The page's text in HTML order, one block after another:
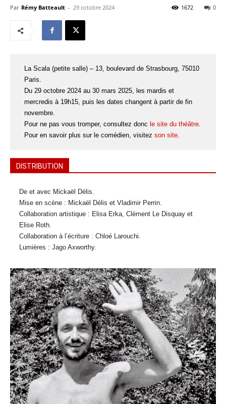
Par Rémy Batteault - 29 octobre 2024 0
1672
La Scala (petite salle) – 13, boulevard de Strasbourg, 75010
Paris.
Du 29 octobre 2024 au 30 mars 2025, les mardis et
mercredis à 19h15, puis les dates changent à partir de fin
novembre.
Pour ne pas vous tromper, consultez donc le site du théâtre.
Pour en savoir plus sur le comédien, visitez son site.
DISTRIBUTION
De et avec Mickaël Délis.
Mise en scène : Mickaël Délis et Vladimir Perrin.
Collaboration artistique : Elisa Erka, Clément Le Disquay et
Elise Roth.
Collaboration à l’écriture : Chloé Larouchi.
Lumières : Jago Axworthy.